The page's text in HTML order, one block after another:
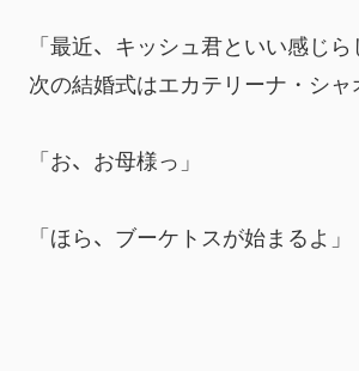
「最近、キッシュ君といい感じら
次の結婚式はエカテリーナ・シャ
「お、お母様っ」
「ほら、ブーケトスが始まるよ」